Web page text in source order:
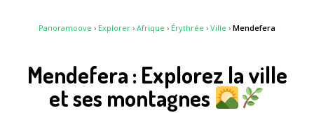
Panoramoove › Explorer › Afrique › Érythrée › Ville › Mendefera
Mendefera : Explorez la ville
et ses montagnes